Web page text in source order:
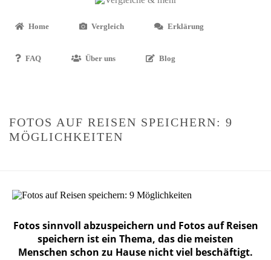
Home Vergleich Erklärung
FAQ Über uns Blog
FOTOS AUF REISEN SPEICHERN: 9
MÖGLICHKEITEN
Fotos sinnvoll abzuspeichern und Fotos auf Reisen
speichern ist ein Thema, das die meisten
Menschen schon zu Hause nicht viel beschäftigt.